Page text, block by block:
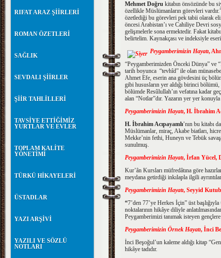
RIFAT ARAZ ŞİİRLERİ
ROMAN ÖZETLERİ
SAĞLIK
SEVDALI ŞİİRLER
ŞİİR TAHLİLLERİ
TAVSİYE ETTİĞİMİZ
YURTLAR VE EVLER
TOPLAM KALİTE
YÖNETİMİ
TÜRKÜ HİKAYELERİ
ÜSTADLAR
YAZI ARŞİVİ
YAZILI VE SÖZLÜ
NOTLARI
Mehmet Doğru kitabın önsözünde bu
özellikle Müslümanların görevleri
özetlediği bu görevleri pek tabii olarak
öncesi Arabistan’ı ve Cahiliye Devri
gelişmelerle sona ermektedir. Fakat
belirtelim. Kaynakçası ve indeksiyle
Peygamberimizin Hayatı,
“Peygamberimizden Önceki Dünya” ve
tarih boyunca “tevhîd” ile olan
Ahmet Efe, eserin ana gövdesini üç
gibi hususların yer aldığı birinci
bölümde Resûlullah’ın vefatına kadar
alan “Notlar”dır. Yazarın yer yer
Peygamberimizin Hayatı, H. İbrahim
H. İbrahim Acıpayamlı’nın bu kitabı
Müslümanlar, miraç, Akabe biatları,
Mekke’nin fethi, Huneyn ve Tebük
sunulmuş.
Peygamberimizin Hayatı, İrfan Yücel,
Kur’ân Kursları müfredâtına göre
meydana getirdiği inkılapla ilgili
Peygamberimizin Hayatı, Seyyid
“7’den 77’ye Herkes İçin” üst
noktalarının hikâye diliyle
Peygamberimizi tanımak isteyen
Peygamberimizin Örnek Hayatı, İnci
İnci Beşoğul’un kaleme aldığı kitap
hikâye tadıdır.